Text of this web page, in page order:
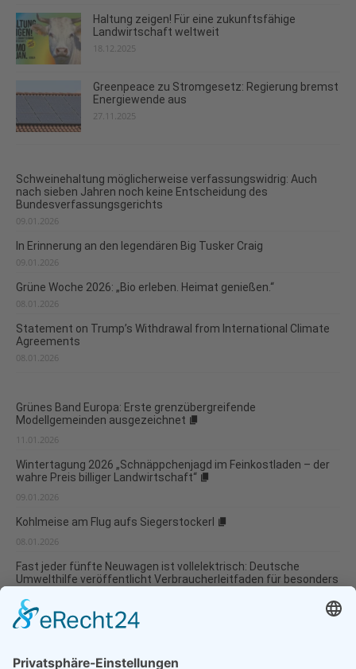
Haltung zeigen! Für eine zukunftsfähige
Landwirtschaft weltweit
18.12.2025
Greenpeace zu Stromgesetz: Regierung bremst
Energiewende aus
27.11.2025
Schweinehaltung möglicherweise verfassungswidrig: Auch
nach sieben Jahren noch keine Entscheidung des
Bundesverfassungsgerichts
09.01.2026
In Erinnerung an den legendären Big Tusker Craig
09.01.2026
Grüne Woche 2026: „Bio erleben. Heimat genießen.“
08.01.2026
Statement on Trump’s Withdrawal from International Climate
Agreements
08.01.2026
Grünes Band Europa: Erste grenzübergreifende
Modellgemeinden ausgezeichnet
11.01.2026
Wintertagung 2026 „Schnäppchenjagd im Feinkostladen – der
wahre Preis billiger Landwirtschaft“
09.01.2026
Kohlmeise am Flug aufs Siegerstockerl
08.01.2026
Fast jeder fünfte Neuwagen ist vollelektrisch: Deutsche
Umwelthilfe veröffentlicht Verbraucherleitfaden für besonders
07.01.2026